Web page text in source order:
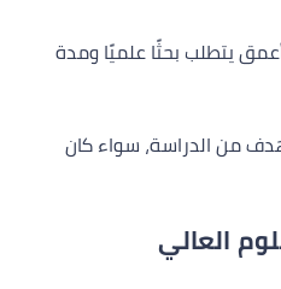
يتطلب بحثًا علميًا ومدة
من الدراسة، سواء كان
العالي